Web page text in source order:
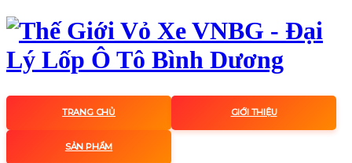
TRANG CHỦ GIỚI THIỆU
SẢN PHẨM